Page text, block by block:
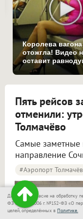
Королева вагона
отожгла! Видео
оставит
Пять рейсов
отменили:
Толмачёво
Самые заметные
направление
#Аэропорт
Даю своё согласие на обработку
ФЗ от 27.07.2006 г. №152-ФЗ «О
целей, определённых в Политике.